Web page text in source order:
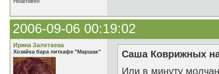
2006-09-06 00:19:02
Ирина Залетаева
Хозяйка бара литкафе "Маршак"
Саша Коврижных
Или в минуту